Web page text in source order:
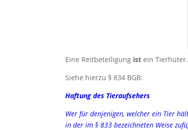
Eine Reitbeteiligung ist ein
Siehe hierzu § 834 BGB:
Haftung des Tieraufsehers
Wer für denjenigen, welcher ein Tier
in der im §833 bezeichneten Weise